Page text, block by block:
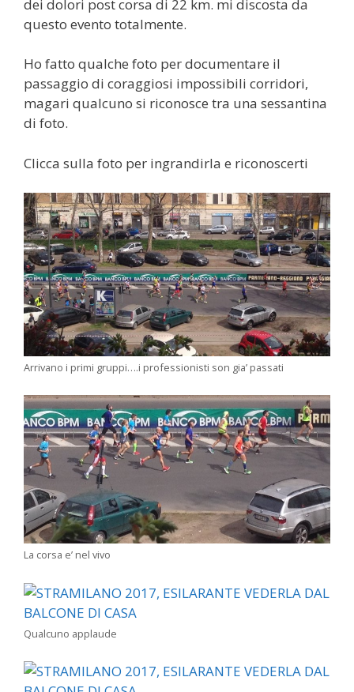
dei dolori post corsa di 22 km. mi discosta da
questo evento totalmente.
Ho fatto qualche foto per documentare il
passaggio di coraggiosi impossibili corridori,
magari qualcuno si riconosce tra una sessantina
di foto.
Clicca sulla foto per ingrandirla e riconoscerti
Arrivano i primi gruppi….i professionisti son gia’ passati
La corsa e’ nel vivo
Qualcuno applaude